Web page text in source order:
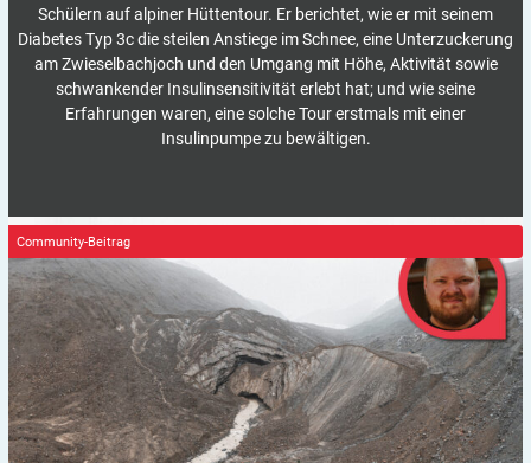
Schülern auf alpiner Hüttentour. Er berichtet, wie er mit seinem
Diabetes Typ 3c die steilen Anstiege im Schnee, eine Unterzuckerung
am Zwieselbachjoch und den Umgang mit Höhe, Aktivität sowie
schwankender Insulinsensitivität erlebt hat; und wie seine
Erfahrungen waren, eine solche Tour erstmals mit einer
Insulinpumpe zu bewältigen.
Community-Beitrag